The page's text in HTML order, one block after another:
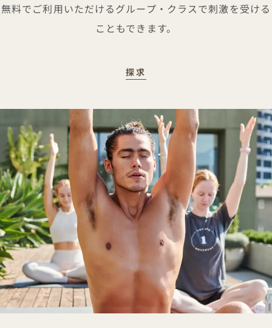
無料でご利用いただけるグループ・クラスで刺激を受ける
こともできます。
探求